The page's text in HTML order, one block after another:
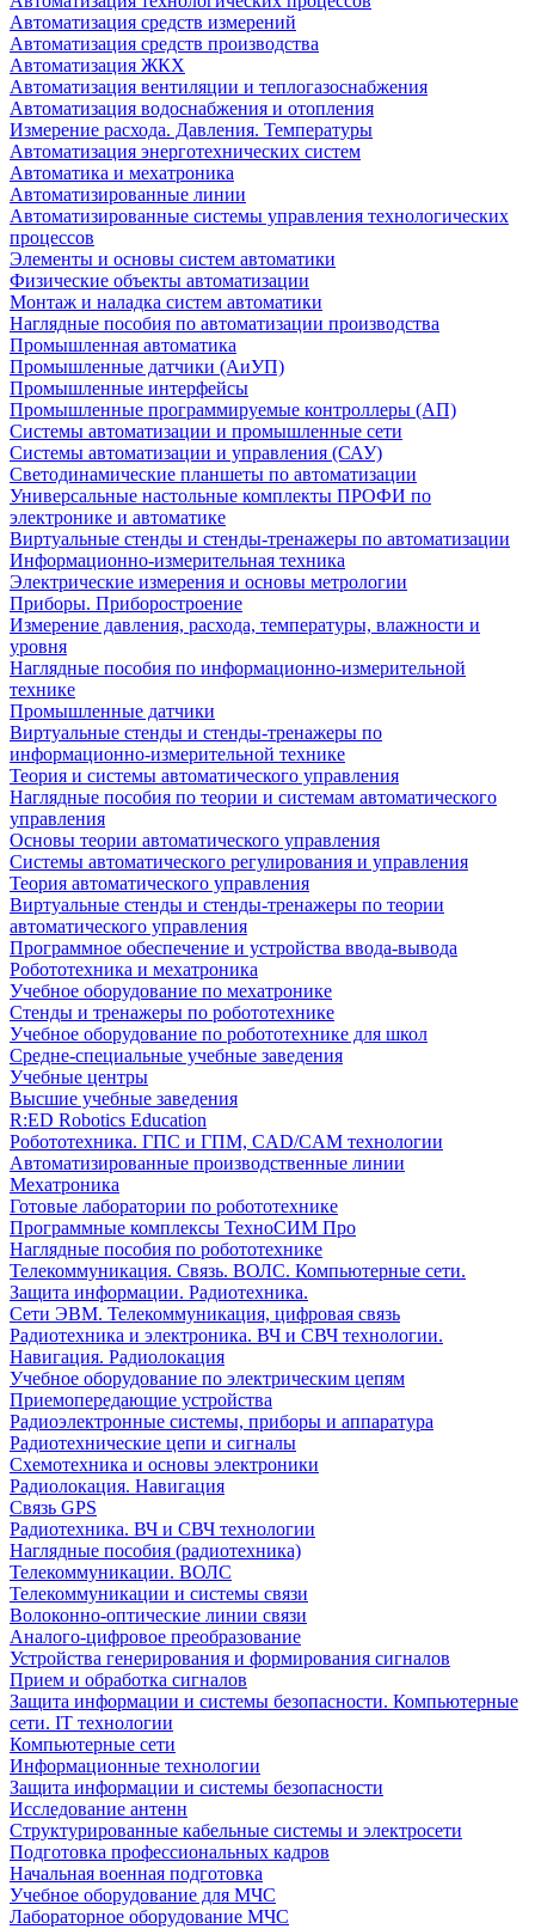
Автоматизация средств измерений
Автоматизация средств производства
Автоматизация ЖКХ
Автоматизация вентиляции и теплогазоснабжения
Автоматизация водоснабжения и отопления
Измерение расхода. Давления. Температуры
Автоматизация энерготехнических систем
Автоматика и мехатроника
Автоматизированные линии
Автоматизированные системы управления технологических
процессов
Элементы и основы систем автоматики
Физические объекты автоматизации
Монтаж и наладка систем автоматики
Наглядные пособия по автоматизации производства
Промышленная автоматика
Промышленные датчики (АиУП)
Промышленные интерфейсы
Промышленные программируемые контроллеры (АП)
Системы автоматизации и промышленные сети
Системы автоматизации и управления (САУ)
Светодинамические планшеты по автоматизации
Универсальные настольные комплекты ПРОФИ по
электронике и автоматике
Виртуальные стенды и стенды-тренажеры по автоматизации
Информационно-измерительная техника
Электрические измерения и основы метрологии
Приборы. Приборостроение
Измерение давления, расхода, температуры, влажности и
уровня
Наглядные пособия по информационно-измерительной
технике
Промышленные датчики
Виртуальные стенды и стенды-тренажеры по
информационно-измерительной технике
Теория и системы автоматического управления
Наглядные пособия по теории и системам автоматического
управления
Основы теории автоматического управления
Системы автоматического регулирования и управления
Теория автоматического управления
Виртуальные стенды и стенды-тренажеры по теории
автоматического управления
Программное обеспечение и устройства ввода-вывода
Робототехника и мехатроника
Учебное оборудование по мехатронике
Стенды и тренажеры по робототехнике
Учебное оборудование по робототехнике для школ
Средне-специальные учебные заведения
Учебные центры
Высшие учебные заведения
R:ED Robotics Education
Робототехника. ГПС и ГПМ, CAD/CAM технологии
Автоматизированные производственные линии
Мехатроника
Готовые лаборатории по робототехнике
Программные комплексы ТехноСИМ Про
Наглядные пособия по робототехнике
Телекоммуникация. Связь. ВОЛС. Компьютерные сети.
Защита информации. Радиотехника.
Сети ЭВМ. Телекоммуникация, цифровая связь
Радиотехника и электроника. ВЧ и СВЧ технологии.
Навигация. Радиолокация
Учебное оборудование по электрическим цепям
Приемопередающие устройства
Радиоэлектронные системы, приборы и аппаратура
Радиотехнические цепи и сигналы
Схемотехника и основы электроники
Радиолокация. Навигация
Связь GPS
Радиотехника. ВЧ и СВЧ технологии
Наглядные пособия (радиотехника)
Телекоммуникации. ВОЛС
Телекоммуникации и системы связи
Волоконно-оптические линии связи
Аналого-цифровое преобразование
Устройства генерирования и формирования сигналов
Прием и обработка сигналов
Защита информации и системы безопасности. Компьютерные
сети. IT технологии
Компьютерные сети
Информационные технологии
Защита информации и системы безопасности
Исследование антенн
Структурированные кабельные системы и электросети
Подготовка профессиональных кадров
Начальная военная подготовка
Учебное оборудование для МЧС
Лабораторное оборудование МЧС